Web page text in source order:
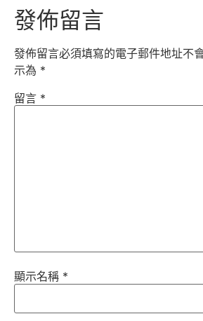
發佈留言
發佈留言必須填寫的電子郵件地址不
示為 *
留言 *
顯示名稱 *